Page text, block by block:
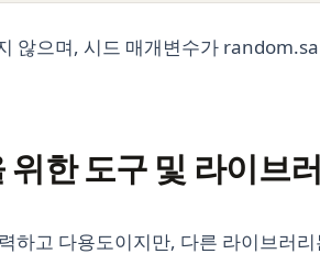
않으며, 시드 매개변수가
한 도구 및 라이브
하고 다용도이지만, 다른 라이브러